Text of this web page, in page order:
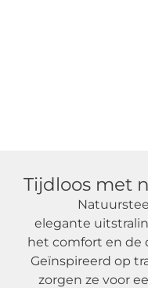
Tijdloos met
elegante
het comfort en de
Geïnspireerd op
zorgen ze voor